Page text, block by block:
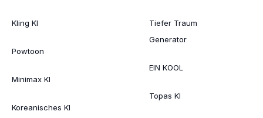
Kling KI
Powtoon
Minimax KI
Koreanisches KI
Tiefer Traum
Generator
EIN KOOL
Topas KI